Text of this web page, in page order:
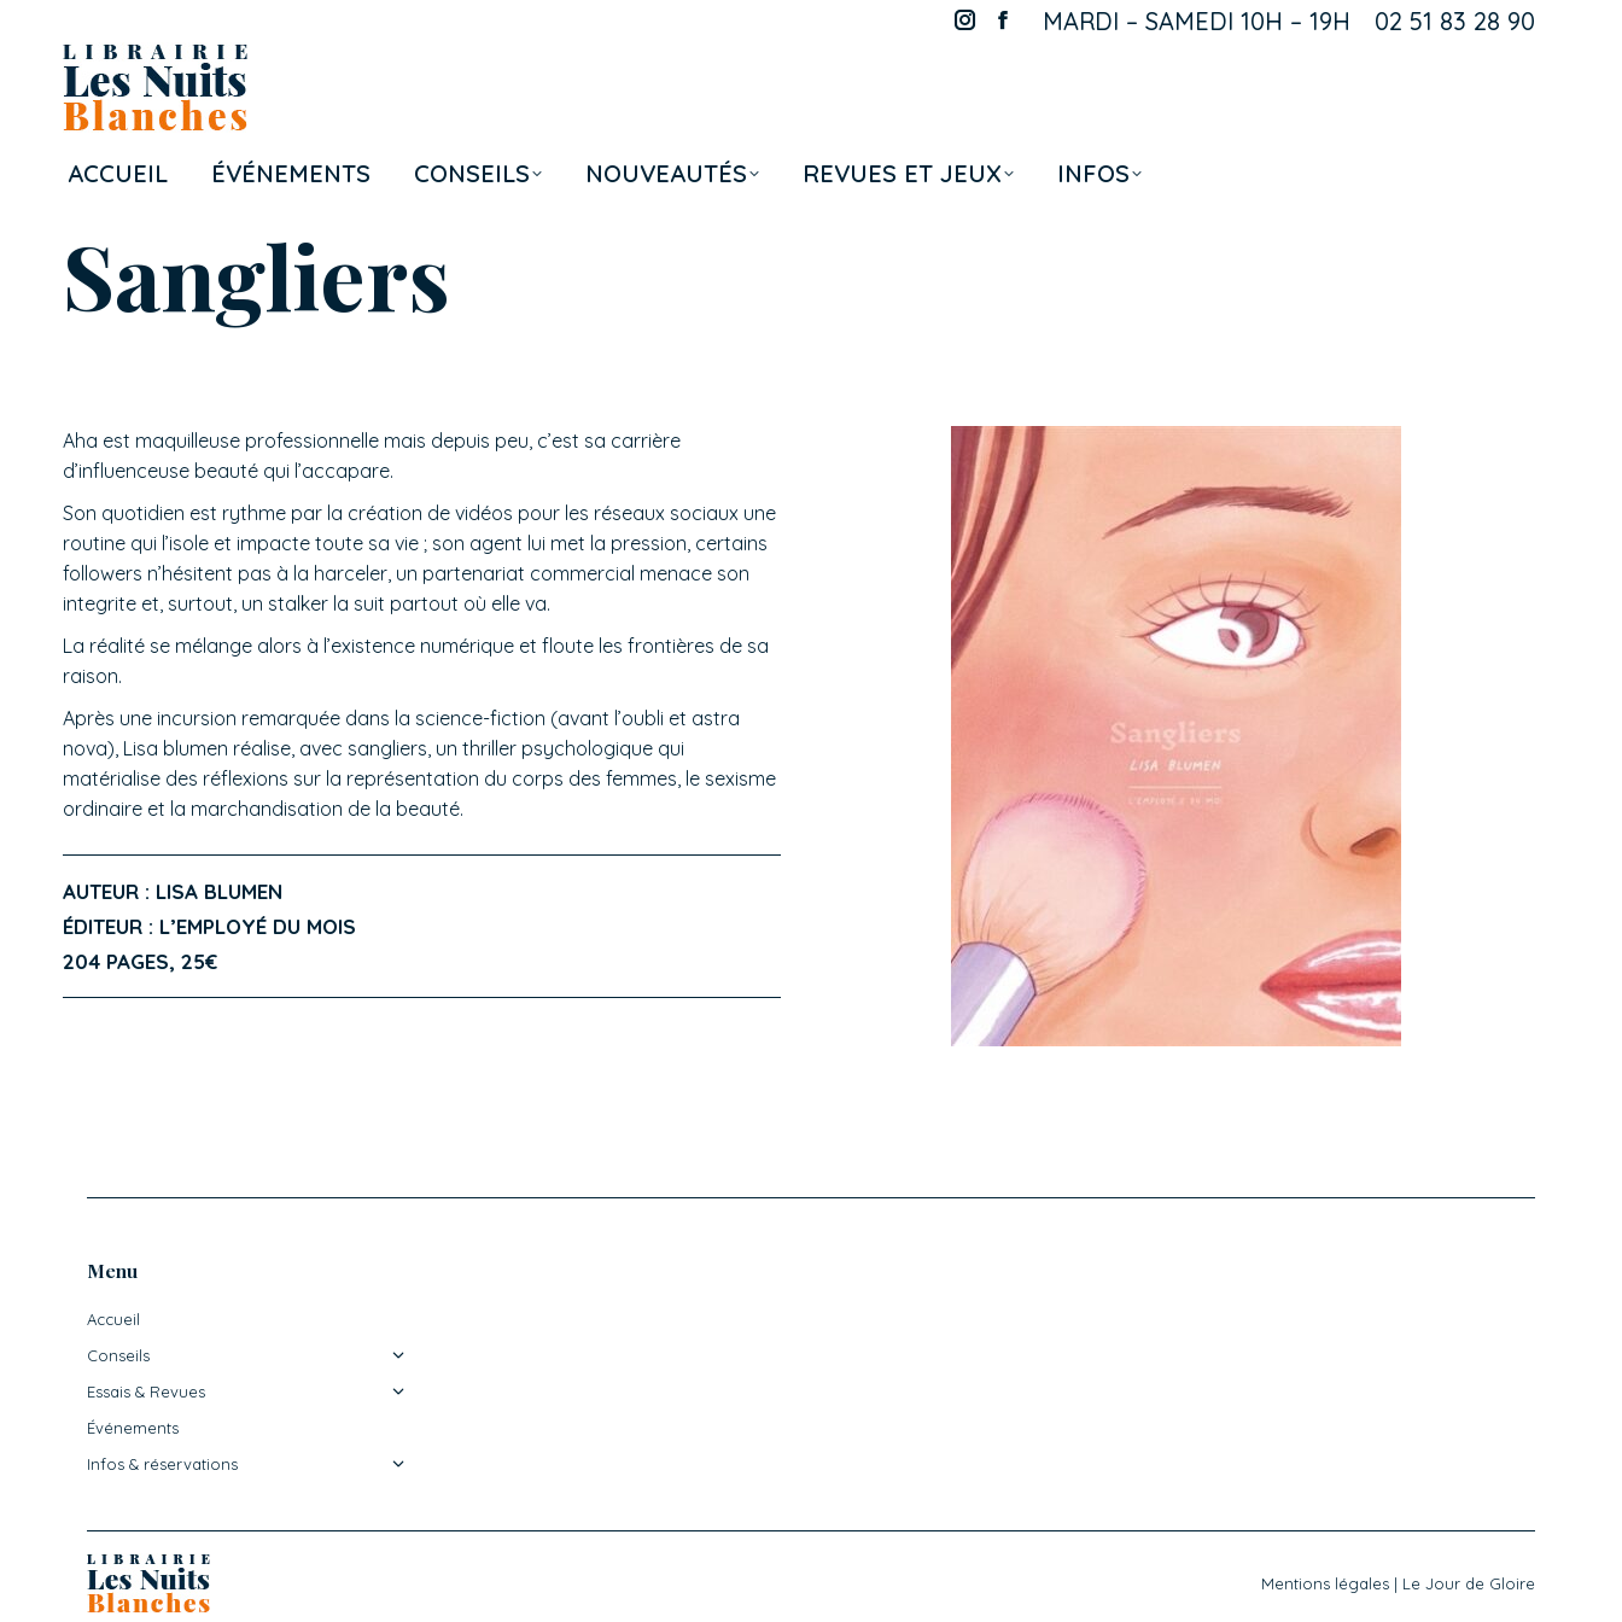
La
une
La
MARDI – SAMEDI 10H – 19H 02 51 83 28 90
ACCUEIL ÉVÉNEMENTS CONSEILS NOUVEAUTÉS REVUES ET JEUX INFOS
Sangliers
Aha est maquilleuse professionnelle mais depuis peu, c’est sa carrière
d’influenceuse beauté qui l’accapare.
Son quotidien est rythme par la création de vidéos pour les réseaux sociaux une
routine qui l’isole et impacte toute sa vie ; son agent lui met la pression, certains
followers n’hésitent pas à la harceler, un partenariat commercial menace son
integrite et, surtout, un stalker la suit partout où elle va.
La réalité se mélange alors à l’existence numérique et floute les frontières de sa
raison.
Après une incursion remarquée dans la science-fiction (avant l’oubli et astra
nova), Lisa blumen réalise, avec sangliers, un thriller psychologique qui
matérialise des réflexions sur la représentation du corps des femmes, le sexisme
ordinaire et la marchandisation de la beauté.
AUTEUR : LISA BLUMEN
ÉDITEUR : L’EMPLOYÉ DU MOIS
204 PAGES, 25€
Menu
Accueil
Conseils
Essais & Revues
Événements
Infos & réservations
Mentions légales | Le Jour de Gloire